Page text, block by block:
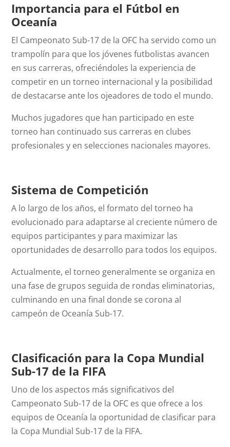
Importancia para el Fútbol en
Oceanía
El Campeonato Sub-17 de la OFC ha servido como un
trampolín para que los jóvenes futbolistas avancen
en sus carreras, ofreciéndoles la experiencia de
competir en un torneo internacional y la posibilidad
de destacarse ante los ojeadores de todo el mundo.
Muchos jugadores que han participado en este
torneo han continuado sus carreras en clubes
profesionales y en selecciones nacionales mayores.
Sistema de Competición
A lo largo de los años, el formato del torneo ha
evolucionado para adaptarse al creciente número de
equipos participantes y para maximizar las
oportunidades de desarrollo para todos los equipos.
Actualmente, el torneo generalmente se organiza en
una fase de grupos seguida de rondas eliminatorias,
culminando en una final donde se corona al
campeón de Oceanía Sub-17.
Clasificación para la Copa Mundial
Sub-17 de la FIFA
Uno de los aspectos más significativos del
Campeonato Sub-17 de la OFC es que ofrece a los
equipos de Oceanía la oportunidad de clasificar para
la Copa Mundial Sub-17 de la FIFA.